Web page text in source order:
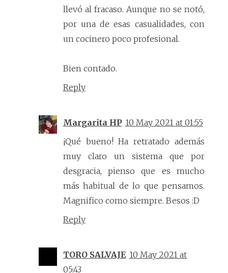
llevó al fracaso. Aunque no se notó,
por una de esas casualidades, con
un cocinero poco profesional.
Bien contado.
Reply
Margarita HP 10 May 2021 at 01:55
¡Qué bueno! Ha retratado además
muy claro un sistema que por
desgracia, pienso que es mucho
más habitual de lo que pensamos.
Magnifico como siempre. Besos :D
Reply
TORO SALVAJE 10 May 2021 at
05:43